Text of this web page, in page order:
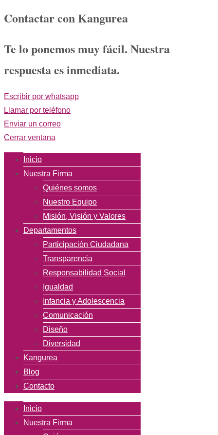
Contactar con Kangurea
Te lo ponemos muy fácil. Nuestra
respuesta es inmediata.
Escribir por whatsapp
Llamar por teléfono
Enviar un correo
Cerrar ventana
Inicio
Nuestra Firma
Quiénes somos
Nuestro Equipo
Misión, Visión y Valores
Departamentos
Participación Ciudadana
Transparencia
Responsabilidad Social
Igualdad
Infancia y Adolescencia
Comunicación
Diseño
Diversidad
Kangurea
Blog
Contacto
Inicio
Nuestra Firma